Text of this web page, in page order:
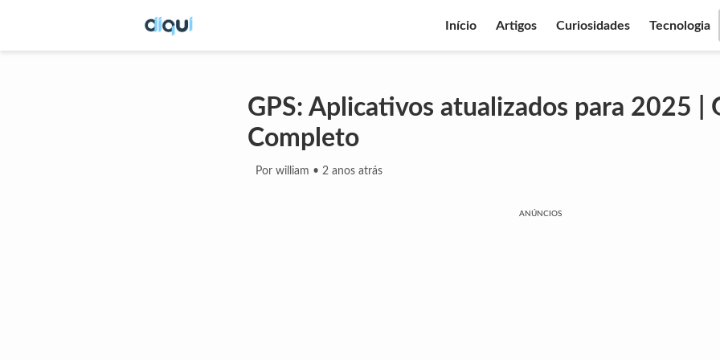
Início Artigos Curiosidades Tecnologia
GPS: Aplicativos atualizados para 2025 |
Completo
Por william • 2 anos atrás
ANÚNCIOS